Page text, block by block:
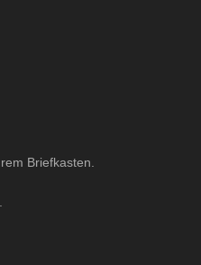
Briefkasten.